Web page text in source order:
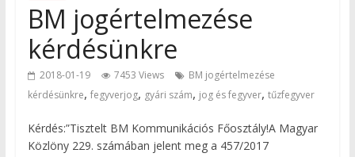
BM jogértelmezése
kérdésünkre
2018-01-19 7453 Views
BM jogértelmezése
kérdésünkre, fegyverjog, gyári szám, jog és fegyver, tűzfegyver
Kérdés:”Tisztelt BM Kommunikációs Főosztály!A Magyar
Közlöny 229. számában jelent meg a 457/2017